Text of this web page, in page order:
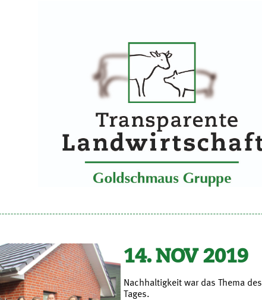
14. NOV 2019
Nachhaltigkeit war das Thema des
Tages.